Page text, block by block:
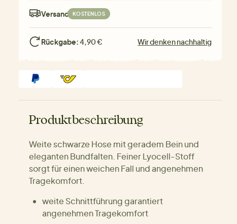
Versand: KOSTENLOS
Rückgabe:4,90 € Wir denken nachhaltig
Produktbeschreibung
Weite schwarze Hose mit geradem Bein und
eleganten Bundfalten. Feiner Lyocell-Stoff
sorgt für einen weichen Fall und angenehmen
Tragekomfort.
weite Schnittführung garantiert
angenehmen Tragekomfort